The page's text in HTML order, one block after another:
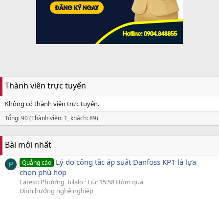
Thành viên trực tuyến
Không có thành viên trực tuyến.
Tổng: 90 (Thành viên: 1, khách: 89)
Bài mới nhất
P Quảng cáo Lý do công tắc áp suất Danfoss KP1 là lựa
chọn phù hợp
Latest: Phương_bilalo
Lúc 15:58 Hôm qua
Định hướng nghề nghiệp